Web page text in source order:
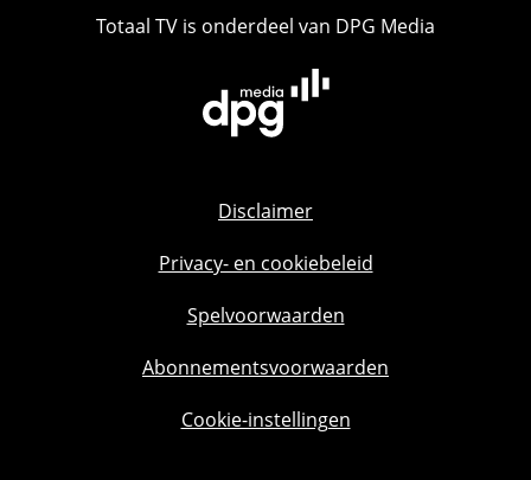
Totaal TV is onderdeel van DPG Media
Disclaimer
Privacy- en cookiebeleid
Spelvoorwaarden
Abonnementsvoorwaarden
Cookie-instellingen